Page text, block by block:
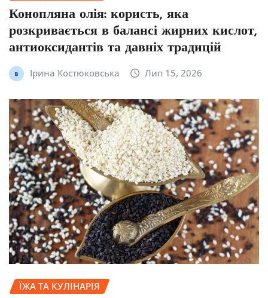
Конопляна олія: користь, яка
розкривається в балансі жирних кислот,
антиоксидантів та давніх традицій
Ірина Костюковська Лип 15, 2026
ЇЖА ТА КУЛІНАРІЯ